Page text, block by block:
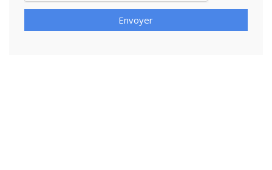
Envoyer